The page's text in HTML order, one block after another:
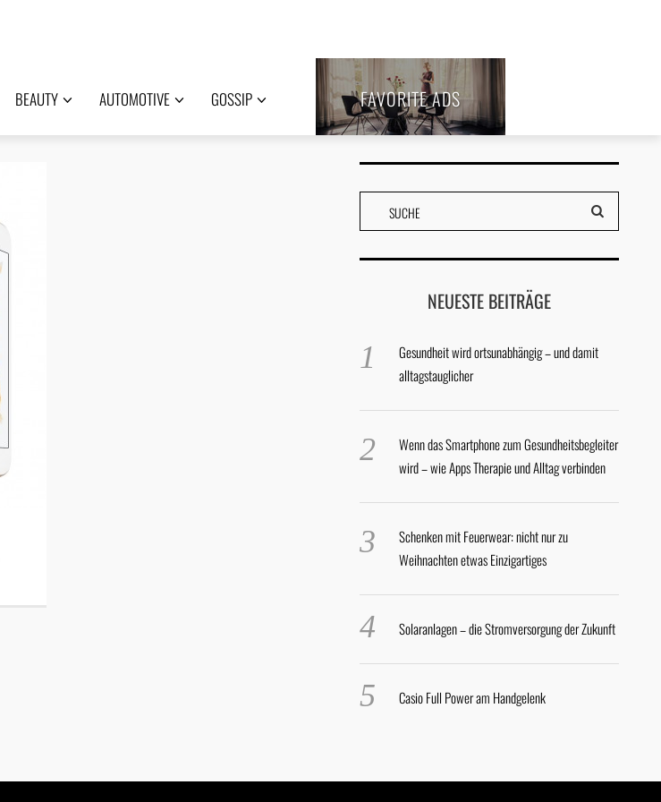
BEAUTY AUTOMOTIVE GOSSIP FAVORITE ADS
NEUESTE BEITRÄGE
Gesundheit wird ortsunabhängig – und damit
alltagstauglicher
Wenn das Smartphone zum Gesundheitsbegleiter
wird – wie Apps Therapie und Alltag verbinden
Schenken mit Feuerwear: nicht nur zu
Weihnachten etwas Einzigartiges
Solaranlagen – die Stromversorgung der Zukunft
Casio Full Power am Handgelenk